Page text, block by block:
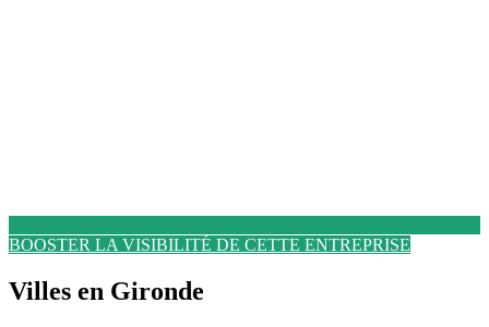
BOOSTER LA VISIBILITÉ DE CETTE ENTREPRISE
Villes en Gironde